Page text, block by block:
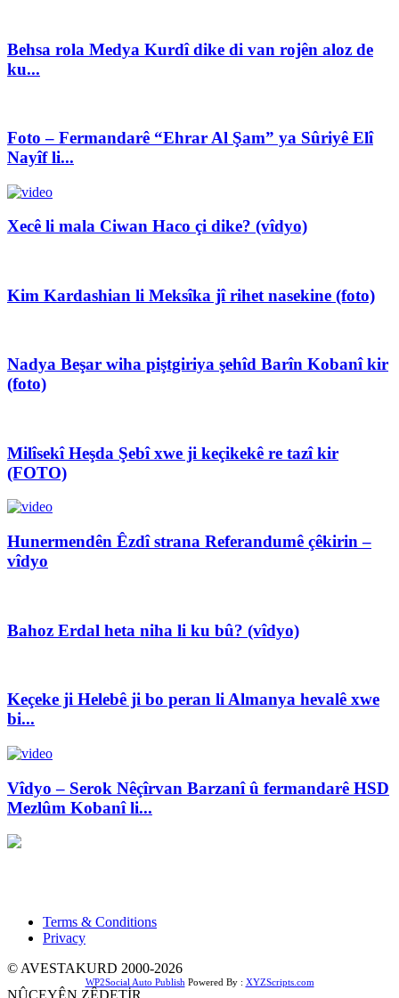
Behsa rola Medya Kurdî dike di van rojên aloz de
ku...
Foto – Fermandarê “Ehrar Al Şam” ya Sûriyê Elî
Nayîf li...
Xecê li mala Ciwan Haco çi dike? (vîdyo)
Kim Kardashian li Meksîka jî rihet nasekine (foto)
Nadya Beşar wiha piştgiriya şehîd Barîn Kobanî kir
(foto)
Milîsekî Heşda Şebî xwe ji keçikekê re tazî kir
(FOTO)
Hunermendên Êzdî strana Referandumê çêkirin –
vîdyo
Bahoz Erdal heta niha li ku bû? (vîdyo)
Keçeke ji Helebê ji bo peran li Almanya hevalê xwe
bi...
Vîdyo – Serok Nêçîrvan Barzanî û fermandarê HSD
Mezlûm Kobanî li...
Terms & Conditions
Privacy
© AVESTAKURD 2000-2026
WP2Social Auto Publish Powered By : XYZScripts.com